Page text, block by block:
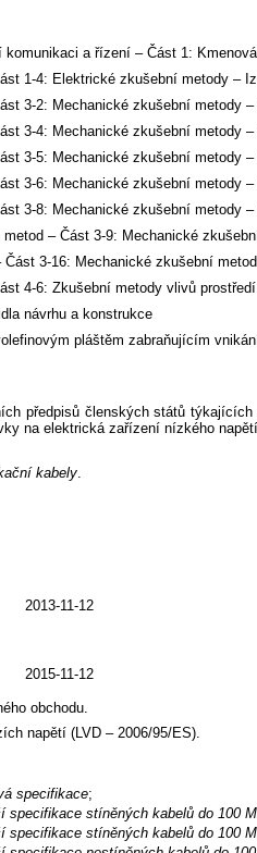
komunikaci a řízení – Část 1:
1-4: Elektrické zkušební metody –
3-2: Mechanické zkušební metody
3-4: Mechanické zkušební metody
3-5: Mechanické zkušební metody
3-6: Mechanické zkušební metody
3-8: Mechanické zkušební metody
– Část 3-9: Mechanické
3-16: Mechanické zkušební
4-6: Zkušební metody vlivů
návrhu a konstrukce
pláštěm zabraňujícím
předpisů členských států
na elektrická zařízení nízkého
kabely.
2013-11-12
2015-11-12
obchodu.
napětí (LVD – 2006/95/ES).
specifikace;
stíněných kabelů do 100
stíněných kabelů do 100